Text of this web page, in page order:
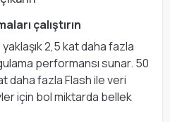
çalıştırın
2,5 kat daha fazla
performansı sunar. 50
daha fazla Flash ile veri
için bol miktarda bellek